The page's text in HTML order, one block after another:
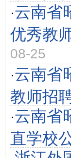
·云南省
优秀教
08-25
·云南省
教师招
·云南省
直学校